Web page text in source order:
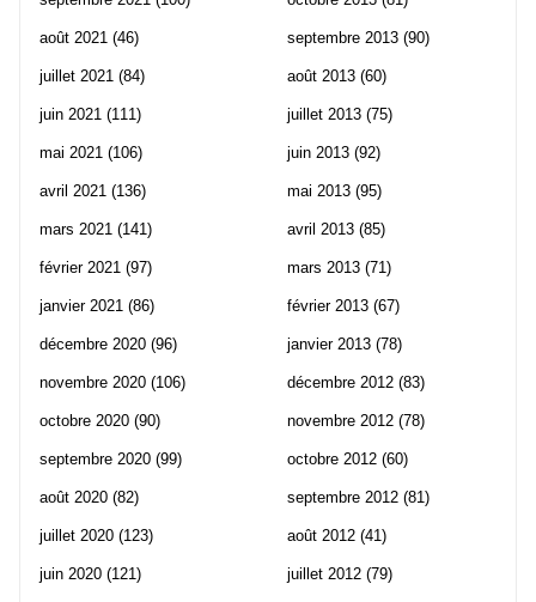
août 2021 (46)
juillet 2021 (84)
juin 2021 (111)
mai 2021 (106)
avril 2021 (136)
mars 2021 (141)
février 2021 (97)
janvier 2021 (86)
décembre 2020 (96)
novembre 2020 (106)
octobre 2020 (90)
septembre 2020 (99)
août 2020 (82)
juillet 2020 (123)
juin 2020 (121)
septembre 2013 (90)
août 2013 (60)
juillet 2013 (75)
juin 2013 (92)
mai 2013 (95)
avril 2013 (85)
mars 2013 (71)
février 2013 (67)
janvier 2013 (78)
décembre 2012 (83)
novembre 2012 (78)
octobre 2012 (60)
septembre 2012 (81)
août 2012 (41)
juillet 2012 (79)